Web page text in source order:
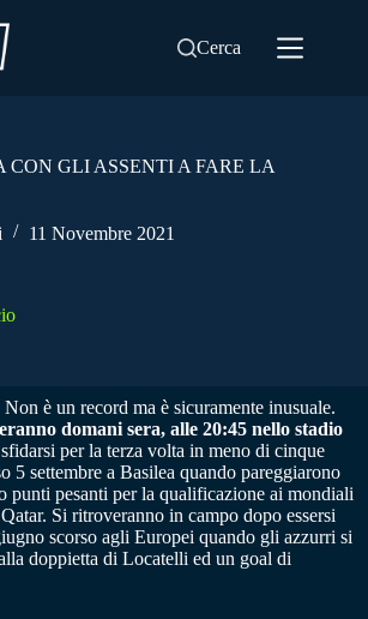
Cerca
CON GLI ASSENTI A FARE LA
11 Novembre 2021
Non è un record ma è sicuramente inusuale.
domani sera, alle 20:45 nello stadio
per la terza volta in meno di cinque
5 settembre a Basilea quando pareggiarono
punti pesanti per la qualificazione ai mondiali
Si ritroveranno in campo dopo essersi
scorso agli Europei quando gli azzurri si
doppietta di Locatelli ed un goal di